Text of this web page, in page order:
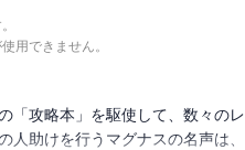
用できません。
「攻略本」を駆使して、数々のレ
助けを行うマグナスの名声は、